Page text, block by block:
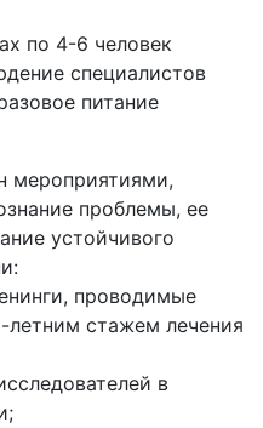
по 4-6 человек
специалистов
питание
мероприятиями,
проблемы, ее
устойчивого
проводимые
летним стажем лечения
в